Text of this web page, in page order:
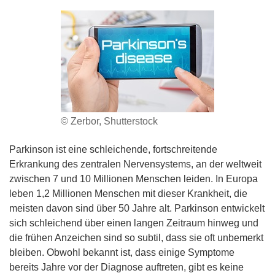
© Zerbor, Shutterstock
Parkinson ist eine schleichende, fortschreitende
Erkrankung des zentralen Nervensystems, an der weltweit
zwischen 7 und 10 Millionen Menschen leiden. In Europa
leben 1,2 Millionen Menschen mit dieser Krankheit, die
meisten davon sind über 50 Jahre alt. Parkinson entwickelt
sich schleichend über einen langen Zeitraum hinweg und
die frühen Anzeichen sind so subtil, dass sie oft unbemerkt
bleiben. Obwohl bekannt ist, dass einige Symptome
bereits Jahre vor der Diagnose auftreten, gibt es keine